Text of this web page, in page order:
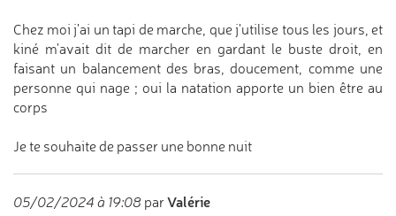
Chez moi j'ai un tapi de marche, que j'utilise tous les jours, et
kiné m'avait dit de marcher en gardant le buste droit, en
faisant un balancement des bras, doucement, comme une
personne qui nage ; oui la natation apporte un bien être au
corps
Je te souhaite de passer une bonne nuit
05/02/2024 à 19:08 par Valérie